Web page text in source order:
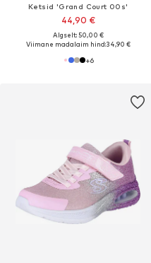
Ketsid 'Grand Court 00s'
44,90 €
Algselt: 50,00 €
Viimane madalaim hind:34,90 €
+6